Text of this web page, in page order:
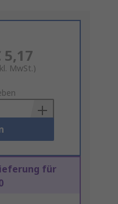
5,17
MwSt.)
für